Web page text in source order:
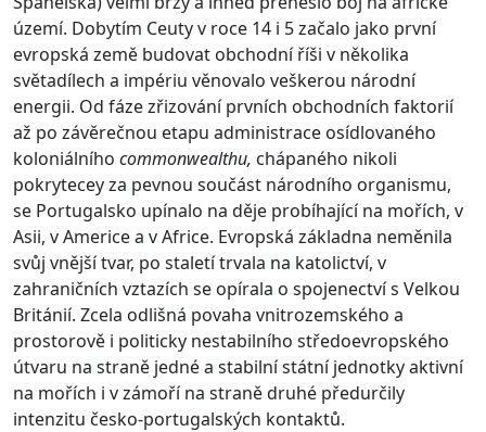
území. Dobytím Ceuty v roce 14 i 5 začalo jako první
evropská země budovat obchodní říši v několika
světadílech a impériu věnovalo veškerou národní
energii. Od fáze zřizování prvních obchodních faktorií
až po závěrečnou etapu administrace osídlovaného
koloniálního commonwealthu, chápaného nikoli
pokrytecey za pevnou součást národního organismu,
se Portugalsko upínalo na děje probíhající na mořích, v
Asii, v Americe a v Africe. Evropská základna neměnila
svůj vnější tvar, po staletí trvala na katolictví, v
zahraničních vztazích se opírala o spojenectví s Velkou
Británií. Zcela odlišná povaha vnitrozemského a
prostorově i politicky nestabilního středoevropského
útvaru na straně jedné a stabilní státní jednotky aktivní
na mořích i v zámoří na straně druhé předurčily
intenzitu česko-portugalských kontaktů.